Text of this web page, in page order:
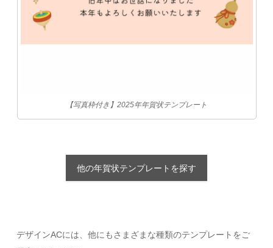
【写真枠付き】2025年年賀状テンプレート
他の年賀状テンプレートを探す
デザインACには、他にもさまざまな種類のテンプレートをご